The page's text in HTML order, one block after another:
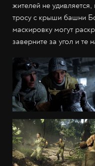
жителей не удивляется,
тросу с крыши башни
маскировку могут
заверните за угол и те